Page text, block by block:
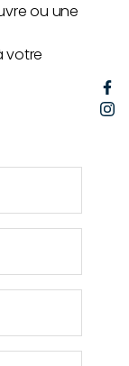
ou une
votre